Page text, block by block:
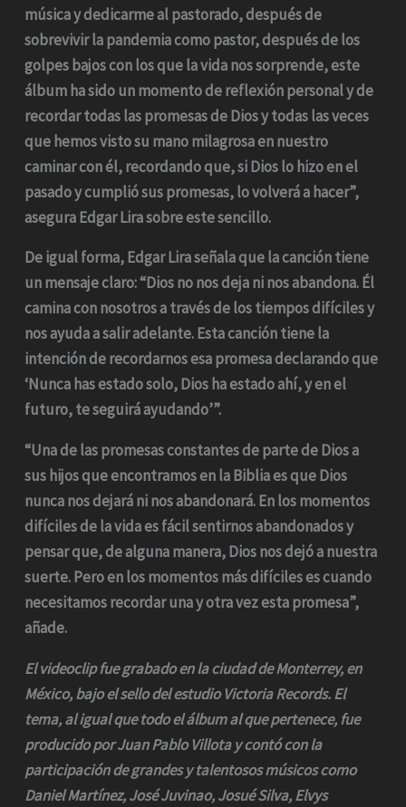
música y dedicarme al pastorado, después de
sobrevivir la pandemia como pastor, después de los
golpes bajos con los que la vida nos sorprende, este
álbum ha sido un momento de reflexión personal y de
recordar todas las promesas de Dios y todas las veces
que hemos visto su mano milagrosa en nuestro
caminar con él, recordando que, si Dios lo hizo en el
pasado y cumplió sus promesas, lo volverá a hacer”,
asegura Edgar Lira sobre este sencillo.
De igual forma, Edgar Lira señala que la canción tiene
un mensaje claro: “Dios no nos deja ni nos abandona. Él
camina con nosotros a través de los tiempos difíciles y
nos ayuda a salir adelante. Esta canción tiene la
intención de recordarnos esa promesa declarando que
‘Nunca has estado solo, Dios ha estado ahí, y en el
futuro, te seguirá ayudando’”.
“Una de las promesas constantes de parte de Dios a
sus hijos que encontramos en la Biblia es que Dios
nunca nos dejará ni nos abandonará. En los momentos
difíciles de la vida es fácil sentirnos abandonados y
pensar que, de alguna manera, Dios nos dejó a nuestra
suerte. Pero en los momentos más difíciles es cuando
necesitamos recordar una y otra vez esta promesa”,
añade.
El videoclip fue grabado en la ciudad de Monterrey, en
México, bajo el sello del estudio Victoria Records. El
tema, al igual que todo el álbum al que pertenece, fue
producido por Juan Pablo Villota y contó con la
participación de grandes y talentosos músicos como
Daniel Martínez, José Juvinao, Josué Silva, Elvys